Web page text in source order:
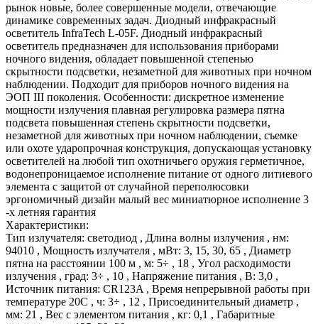
рынок новые, более совершенные модели, отвечающие
динамике современных задач. Диодный инфракрасный
осветитель InfraTech L-05F. Диодный инфракрасный
осветитель предназначен для использования приборами
ночного видения, обладает повышенной степенью
скрытности подсветки, незаметной для животных при ночном
наблюдении. Подходит для приборов ночного видения на
ЭОП III поколения. Особенности: дискретное изменение
мощности излучения плавная регулировка размера пятна
подсвета повышенная степень скрытности подсветки,
незаметной для животных при ночном наблюдении, съемке
или охоте ударопрочная конструкция, допускающая установку
осветителей на любой тип охотничьего оружия герметичное,
водонепроницаемое исполнение питание от одного литиевого
элемента с защитой от случайной переполюсовки
эргономичный дизайн малый вес миниатюрное исполнение 3
-х летняя гарантия
Характеристики:
Тип излучателя: светодиод , Длина волны излучения , нм:
94010 , Мощность излучателя , мВт: 3, 15, 30, 65 , Диаметр
пятна на расстоянии 100 м , м: 5÷ , 18 , Угол расходимости
излучения , град: 3÷ , 10 , Напряжение питания , В: 3,0 ,
Источник питания: CR123A , Время непрерывной работы при
температуре 20С , ч: 3÷ , 12 , Присоединительный диаметр ,
мм: 21 , Вес с элементом питания , кг: 0,1 , Габаритные